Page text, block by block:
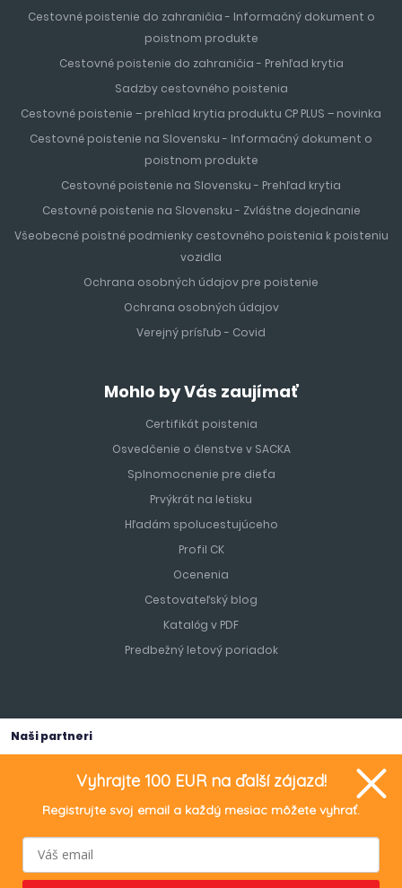
Cestovné poistenie do zahraničia - Informačný dokument o
poistnom produkte
Cestovné poistenie do zahraničia - Prehľad krytia
Sadzby cestovného poistenia
Cestovné poistenie – prehlad krytia produktu CP PLUS – novinka
Cestovné poistenie na Slovensku - Informačný dokument o
poistnom produkte
Cestovné poistenie na Slovensku - Prehľad krytia
Cestovné poistenie na Slovensku - Zvláštne dojednanie
Všeobecné poistné podmienky cestovného poistenia k poisteniu
vozidla
Ochrana osobných údajov pre poistenie
Ochrana osobných údajov
Verejný prísľub - Covid
Mohlo by Vás zaujímať
Certifikát poistenia
Osvedčenie o členstve v SACKA
Splnomocnenie pre dieťa
Prvýkrát na letisku
Hľadám spolucestujúceho
Profil CK
Ocenenia
Cestovateľský blog
Katalóg v PDF
Predbežný letový poriadok
Naši partneri
TURANCAR Travel s.r.o., Bratislavská 466/29, 949 01 Nitra, IČO:
Vyhrajte 100 EUR na ďalší zájazd!
Registrujte svoj email a každý mesiac môžete vyhrať.